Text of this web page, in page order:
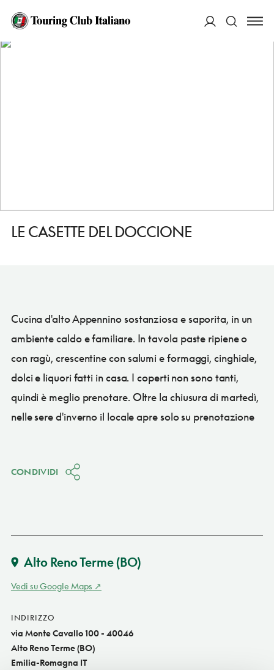
HOME
LE CASETTE DEL DOCCIONE
LE CASETTE DEL DOCCIONE
Cucina d'alto Appennino sostanziosa e saporita, in un
ambiente caldo e familiare. In tavola paste ripiene o
con ragù, crescentine con salumi e formaggi, cinghiale,
dolci e liquori fatti in casa. I coperti non sono tanti,
quindi è meglio prenotare. Oltre la chiusura di martedì,
nelle sere d'inverno il locale apre solo su prenotazione
CONDIVIDI
Alto Reno Terme(BO)
Vedi su Google Maps
INDIRIZZO
via Monte Cavallo 100 - 40046
Alto Reno Terme (BO)
Emilia-Romagna IT